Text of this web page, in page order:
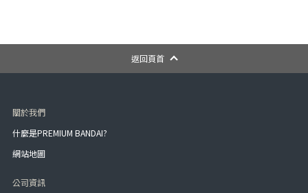
返回頁首
關於我們
什麼是PREMIUM BANDAI?
網站地圖
公司資訊